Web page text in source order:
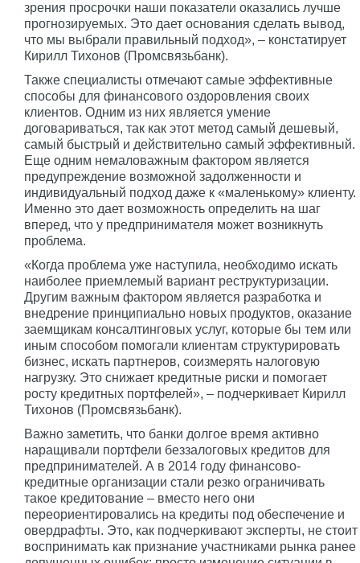
зрения просрочки наши показатели оказались лучше
прогнозируемых. Это дает основания сделать вывод,
что мы выбрали правильный подход», – констатирует
Кирилл Тихонов (Промсвязьбанк).
Также специалисты отмечают самые эффективные
способы для финансового оздоровления своих
клиентов. Одним из них является умение
договариваться, так как этот метод самый дешевый,
самый быстрый и действительно самый эффективный.
Еще одним немаловажным фактором является
предупреждение возможной задолженности и
индивидуальный подход даже к «маленькому» клиенту.
Именно это дает возможность определить на шаг
вперед, что у предпринимателя может возникнуть
проблема.
«Когда проблема уже наступила, необходимо искать
наиболее приемлемый вариант реструктуризации.
Другим важным фактором является разработка и
внедрение принципиально новых продуктов, оказание
заемщикам консалтинговых услуг, которые бы тем или
иным способом помогали клиентам структурировать
бизнес, искать партнеров, соизмерять налоговую
нагрузку. Это снижает кредитные риски и помогает
росту кредитных портфелей», – подчеркивает Кирилл
Тихонов (Промсвязьбанк).
Важно заметить, что банки долгое время активно
наращивали портфели беззалоговых кредитов для
предпринимателей. А в 2014 году финансово-
кредитные организации стали резко ограничивать
такое кредитование – вместо него они
переориентировались на кредиты под обеспечение и
овердрафты. Это, как подчеркивают эксперты, не стоит
воспринимать как признание участниками рынка ранее